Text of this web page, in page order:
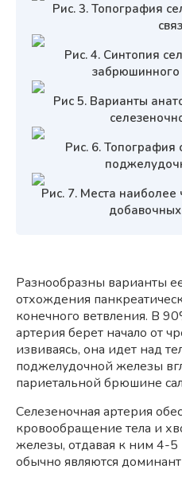
Рис. 3. Топография
Рис. 4. Синтопия
забрюшинного
Рис 5. Варианты
Рис. 6. Топография
Рис. 7. Места
Разнообразны варианты
отхождения
конечного ветвления. В
артерия берет начало от
извиваясь, она идет над
поджелудочной железы
париетальной брюшине
Селезеночная артерия
кровообращение тела и
железы, отдавая к ним 4-5
обычно являются